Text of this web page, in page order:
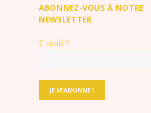
ABONNEZ-VOUS À NOTRE
NEWSLETTER
E-mail *